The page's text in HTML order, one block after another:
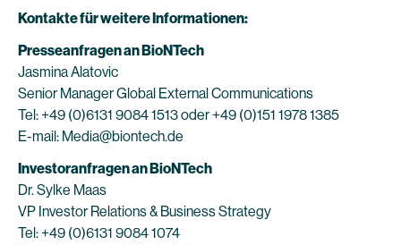
Kontakte für weitere Informationen:
Presseanfragen an BioNTech
Jasmina Alatovic
Senior Manager Global External Communications
Tel: +49 (0)6131 9084 1513 oder +49 (0)151 1978 1385
E-mail: Media@biontech.de
Investoranfragen an BioNTech
Dr. Sylke Maas
VP Investor Relations & Business Strategy
Tel: +49 (0)6131 9084 1074